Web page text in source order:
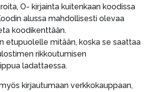
O- kirjainta kuitenkaan koodissa
alussa mahdollisesti olevaa
koodikenttään.
etupuolelle mitään, koska se saattaa
rikkoutumisen
ladattaessa.
kirjautumaan verkkokauppaan,